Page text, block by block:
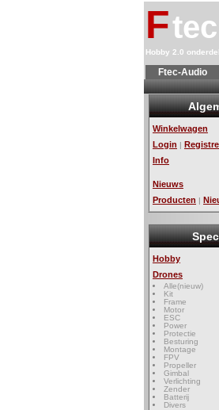
Ftec
Hobby 2.0
Ftec-Audio
Winkelwagen
Login |
Info
Nieuws
Producten |
Hobby
Drones
Alle(nieuw)
Kit
Frame
Motor
ESC
Power
Protectie
Besturing
Montage
FPV
Propeller
Gimbal
Verlichting
Zender
Batterij
Divers